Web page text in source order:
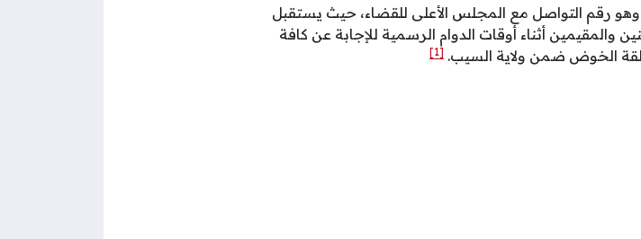
وهو رقم التواصل مع المجلس الأعلى للقضاء، حيث يستقبل
والمقيمين أثناء أوقات الدوام الرسمية للإجابة عن كافة
الخوض ضمن ولاية السيب. [1]